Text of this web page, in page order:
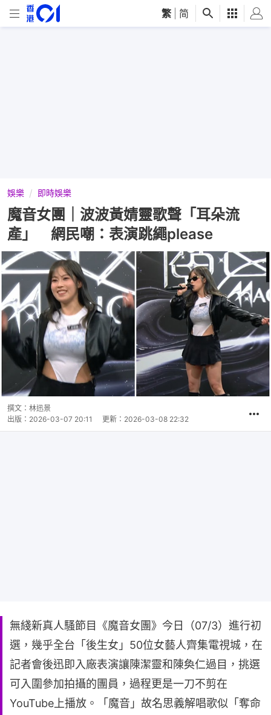
繁 简
娛樂 即時娛樂
魔音女團｜波波黃婧靈歌聲「耳朵流
產」 網民嘲：表演跳繩please
撰文： 林迅景
出版： 2026-03-07 20:11 更新： 2026-03-08 22:32
無綫新真人騷節目《魔音女團》今日（07/3）進行初
選，幾乎全台「後生女」50位女藝人齊集電視城，在
記者會後迅即入廠表演讓陳潔靈和陳奐仁過目，挑選
可入圍參加拍攝的團員，過程更是一刀不剪在
YouTube上播放。「魔音」故名思義解唱歌似「奪命